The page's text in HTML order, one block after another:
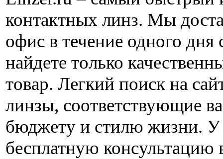
контактных линз. Мы
офис в течение одного дня
найдете только
товар. Легкий поиск на
линзы, соответствующие
бюджету и стилю жизни. У
бесплатную консультацию